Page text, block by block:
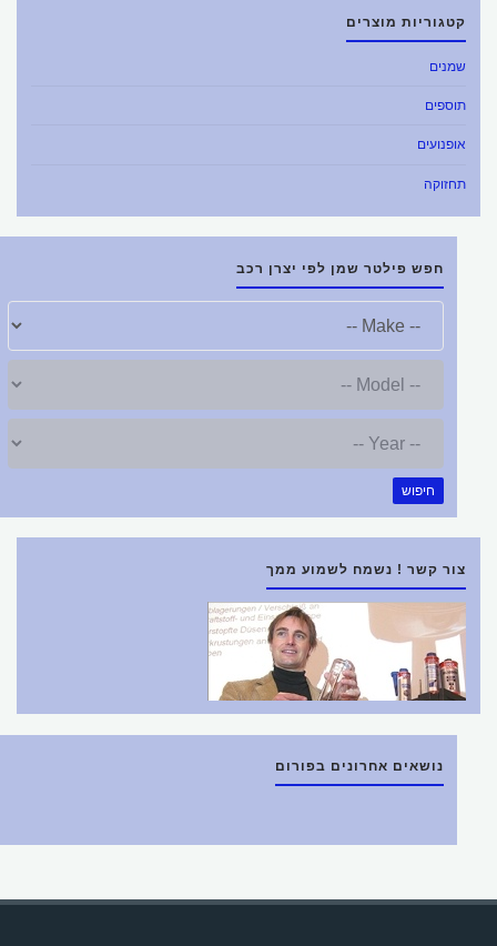
קטגוריות מוצרים
שמנים
תוספים
אופנועים
תחזוקה
חפש פילטר שמן לפי יצרן רכב
חיפוש
צור קשר ! נשמח לשמוע ממך
נושאים אחרונים בפורום